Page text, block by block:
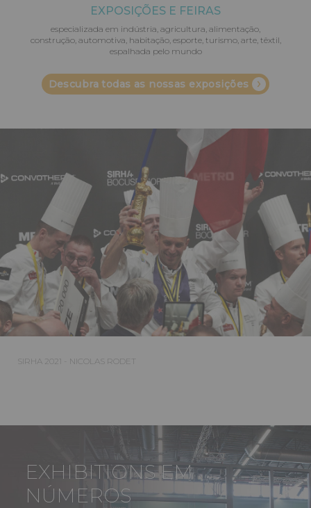
EXPOSIÇÕES E FEIRAS
especializada em indústria, agricultura, alimentação,
construção, automotiva, habitação, esporte, turismo, arte, têxtil,
espalhada pelo mundo
Descubra todas as nossas exposições
SIRHA 2021 - NICOLAS RODET
EXHIBITIONS EM
NÚMEROS